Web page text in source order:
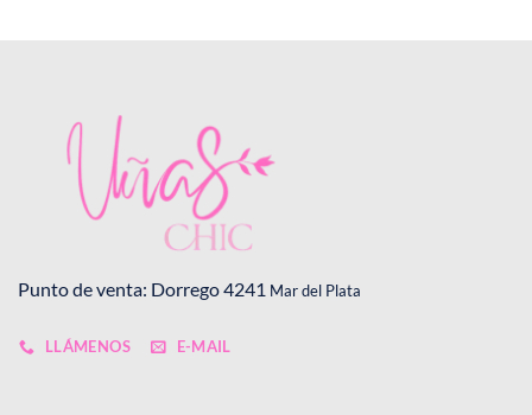
Punto de venta: Dorrego 4241 Mar del Plata
LLÁMENOS E-MAIL